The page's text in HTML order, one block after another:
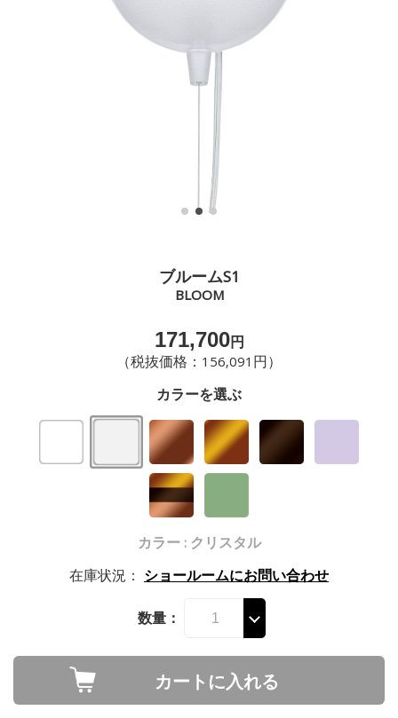
ブルームS1
BLOOM
171,700円
（税抜価格：156,091円）
カラーを選ぶ
カラー : クリスタル
在庫状況： ショールームにお問い合わせ
数量：
カートに入れる